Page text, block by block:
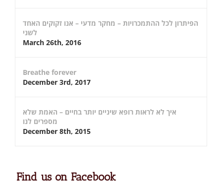
הפיתרון לכל ההתמכרויות – מחקר מדעי – אנו זקוקים האחד
לשני
March 26th, 2016
Breathe forever
December 3rd, 2017
איך לא לראות רופא שיניים יותר בחיים – האמת שלא
מספרים לנו
December 8th, 2015
Find us on Facebook